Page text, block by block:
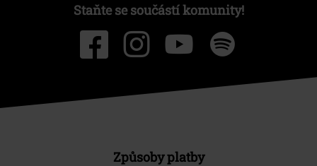
Staňte se součástí komunity!
Způsoby platby